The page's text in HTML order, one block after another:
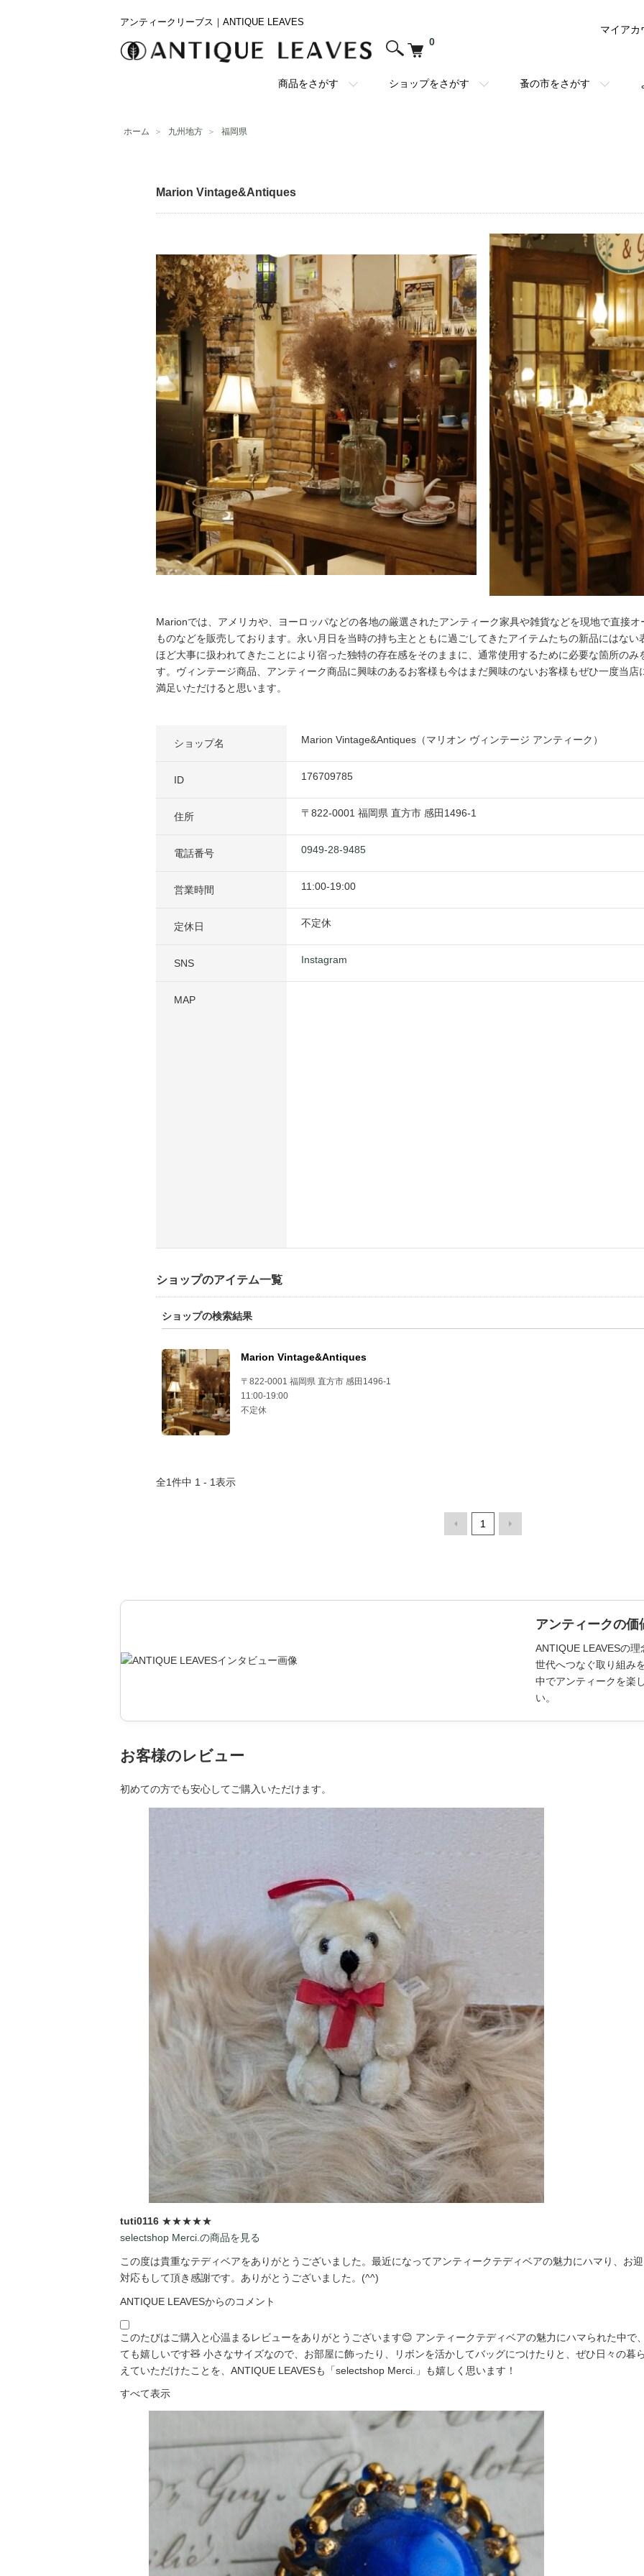
アンティークリーブス｜ANTIQUE LEAVES
0
商品をさがす ショップをさがす 蚤の市をさがす
マイアカ
ホーム ＞ 九州地方 ＞ 福岡県
Marion Vintage&Antiques
Marionでは、アメリカや、ヨーロッパなどの各地の厳選されたアンティーク家具や雑貨などを現地で直接
ものなどを販売しております。永い月日を当時の持ち主とともに過ごしてきたアイテムたちの新品にはな
ほど大事に扱われてきたことにより宿った独特の存在感をそのままに、通常使用するために必要な箇所のみ
す。ヴィンテージ商品、アンティーク商品に興味のあるお客様も今はまだ興味のないお客様もぜひ一度当
満足いただけると思います。
ショップ名 Marion Vintage&Antiques（マリオン ヴィンテージ アンティーク）
ID 176709785
住所 〒 822-0001 福岡県 直方市 感田1496-1
電話番号 0949-28-9485
営業時間 11:00-19:00
定休日 不定休
SNS Instagram
MAP
ショップのアイテム一覧
ショップの検索結果
Marion Vintage&Antiques
〒822-0001 福岡県 直方市 感田1496-1
11:00-19:00
不定休
全1件中 1 - 1表示
1
アンティークの価
ANTIQUE LEAVESの
世代へつなぐ取り組み
中でアンティークを楽
い。
お客様のレビュー
初めての方でも安心してご購入いただけます。
tuti0116 ★★★★★
selectshop Merci.の商品を見る
この度は貴重なテディベアをありがとうございました。最近になってアンティークテディベアの魅力にハマり、お
対応もして頂き感謝です。ありがとうございました。(^^)
ANTIQUE LEAVESからのコメント
このたびはご購入と心温まるレビューをありがとうございます😊 アンティークテディベアの魅力にハマられた中で
ても嬉しいです🧸 小さなサイズなので、お部屋に飾ったり、リボンを活かしてバッグにつけたりと、ぜひ日々の暮
えていただけたことを、ANTIQUE LEAVESも「selectshop Merci.」も嬉しく思います！
すべて表示